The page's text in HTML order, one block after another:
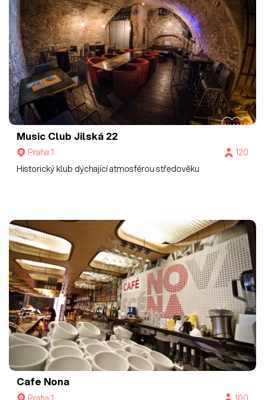
Music Club Jilská 22
Praha 1
120
Historický klub dýchající atmosférou středověku
Cafe Nona